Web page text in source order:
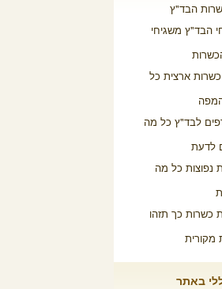
הבד"ץ
הבד"ץ משגיחי
ארצית כל
לבד"ץ כל מה
לדעת
נפוצות כל מה
כשרות כך תזהו
מקורית
באתר